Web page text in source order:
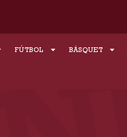
FÚTBOL BÁSQUET